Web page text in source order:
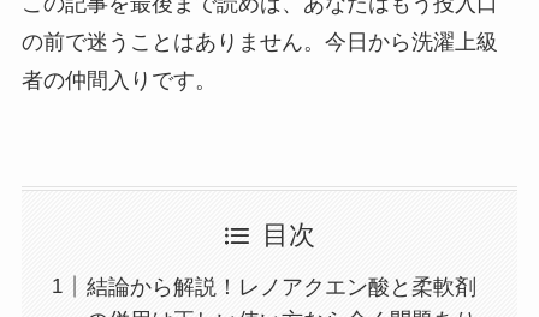
の前で迷うことはありません。今日から洗濯上級
者の仲間入りです。
目次
結論から解説！レノアクエン酸と柔軟剤